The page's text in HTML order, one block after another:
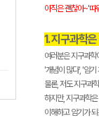
아직은 괜찮아~'따
1. 지구과학
여러분은 지구과학
'개념이 많다', '암
물론, 저도 지구과
하지만, 지구과학
이해하고 암기가